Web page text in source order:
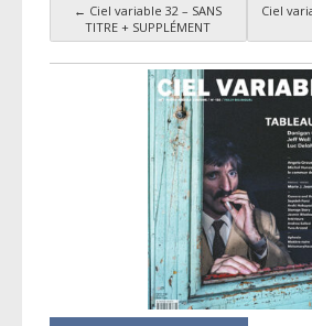
Navigation des
← Ciel variable 32 – SANS
TITRE + SUPPLÉMENT
Ciel